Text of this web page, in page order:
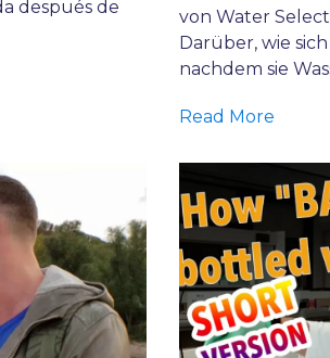
después de
von Water
Darüber, wie
nachdem sie
Read More